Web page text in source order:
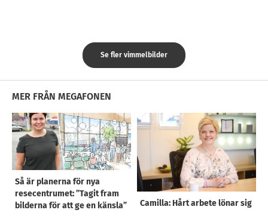
Se fler vimmelbilder
MER FRÅN MEGAFONEN
Så är planerna för nya
resecentrumet: ”Tagit fram
bilderna för att ge en känsla”
Camilla: Hårt arbete lönar sig